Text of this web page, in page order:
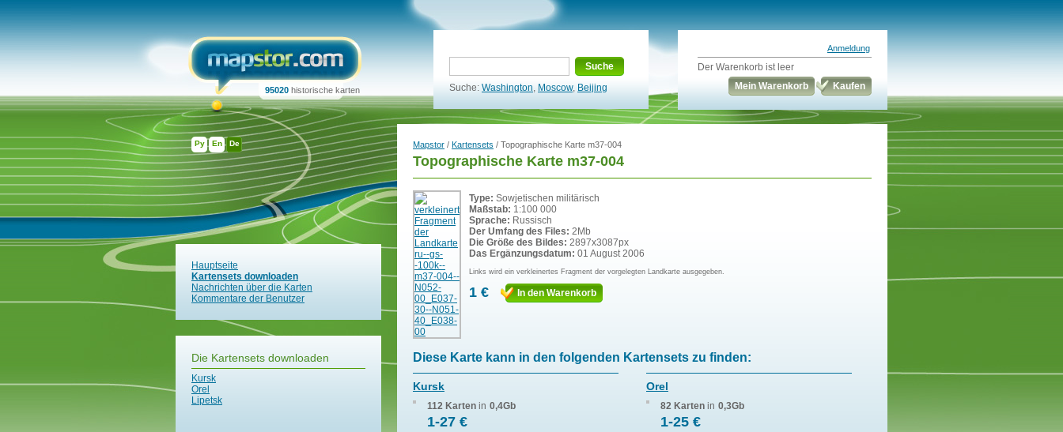
Ру En De
95020 historische karten
Suche
Suche: Washington, Moscow, Beijing
Anmeldung
Der Warenkorb ist leer
Mein Warenkorb
Kaufen
Hauptseite
Kartensets downloaden
Nachrichten über die Karten
Kommentare der Benutzer
Die Kartensets downloaden
Kursk
Orel
Lipetsk
Mapstor / Kartensets / Topographische Karte m37-004
Topographische Karte m37-004
Type: Sowjetischen militärisch
Maßstab: 1:100 000
Sprache: Russisch
Der Umfang des Files: 2Mb
Die Größe des Bildes: 2897x3087px
Das Ergänzungsdatum: 01 August 2006
Links wird ein verkleinertes Fragment der vorgelegten Landkarte ausgegeben.
1 € In den Warenkorb
Diese Karte kann in den folgenden Kartensets zu finden:
Kursk
112 Karten in 0,4Gb
1-27 €
Orel
82 Karten in 0,3Gb
1-25 €